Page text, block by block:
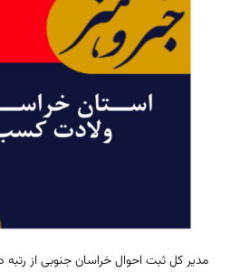
مدیر کل ثبت احوال خراسان جنوبی از